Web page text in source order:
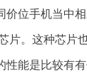
价位手机当中
片。这种芯片
能是比较有